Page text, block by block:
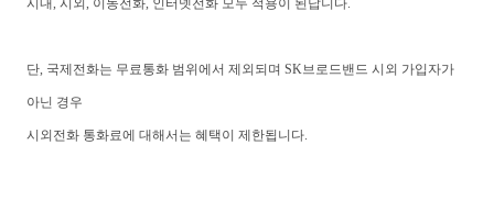
시내, 시외, 이동전화, 인터넷전화 모두 적용이 된답니다.
단, 국제전화는 무료통화 범위에서 제외되며 SK브로드밴드 시외 가입자가
아닌 경우
시외전화 통화료에 대해서는 혜택이 제한됩니다.